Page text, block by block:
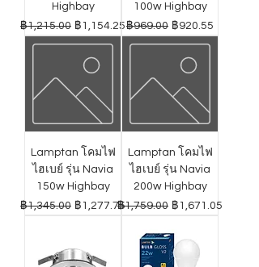
Highbay
ราคาปกติ
฿1,215.00 ราคาขายลด
฿1,154.25
100w Highbay
ราคาปกติ
฿969.00 ราคาขายลด
฿920.55
Lamptan โคมไฟ
ไฮเบย์ รุ่น Navia
150w Highbay
ราคาปกติ
฿1,345.00 ราคาขายลด
฿1,277.75
Lamptan โคมไฟ
ไฮเบย์ รุ่น Navia
200w Highbay
ราคาปกติ
฿1,759.00 ราคาขายลด
฿1,671.05